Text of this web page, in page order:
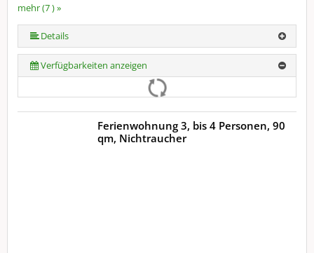
mehr (7 ) »
mehr (7 ) »
mehr (7 ) »
mehr (7 ) »
Details
Verfügbarkeiten anzeigen
Ferienwohnung 3, bis 4 Personen, 90
qm, Nichtraucher